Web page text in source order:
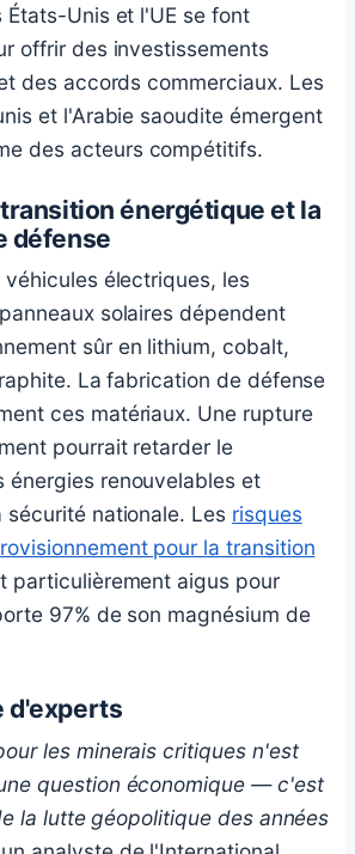
États-Unis et l'UE se font
offrir des investissements
des accords commerciaux. Les
et l'Arabie saoudite émergent
des acteurs compétitifs.
énergétique et la
défense
électriques, les
solaires dépendent
sûr en lithium, cobalt,
La fabrication de défense
ces matériaux. Une rupture
pourrait retarder le
énergies renouvelables et
nationale. Les risques
pour la transition
particulièrement aigus pour
97% de son magnésium de
d'experts
les minerais critiques n'est
question économique — c'est
la lutte géopolitique des années